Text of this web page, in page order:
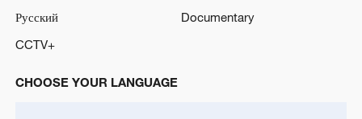
Русский
Documentary
CCTV+
CHOOSE YOUR LANGUAGE